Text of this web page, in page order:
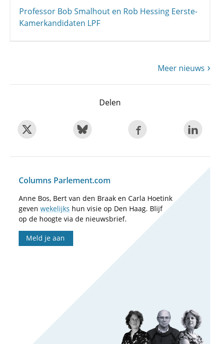
Professor Bob Smalhout en Rob Hessing Eerste-
Kamerkandidaten LPF
Meer nieuws
Delen
Columns Parlement.com
Anne Bos, Bert van den Braak en Carla Hoetink
geven wekelijks hun visie op Den Haag. Blijf
op de hoogte via de nieuwsbrief.
Meld je aan